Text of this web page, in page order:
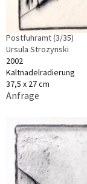
Postfuhramt (3/35)
Ursula Strozynski
2002
Kaltnadelradierung
37,5 x 27 cm
Anfrage